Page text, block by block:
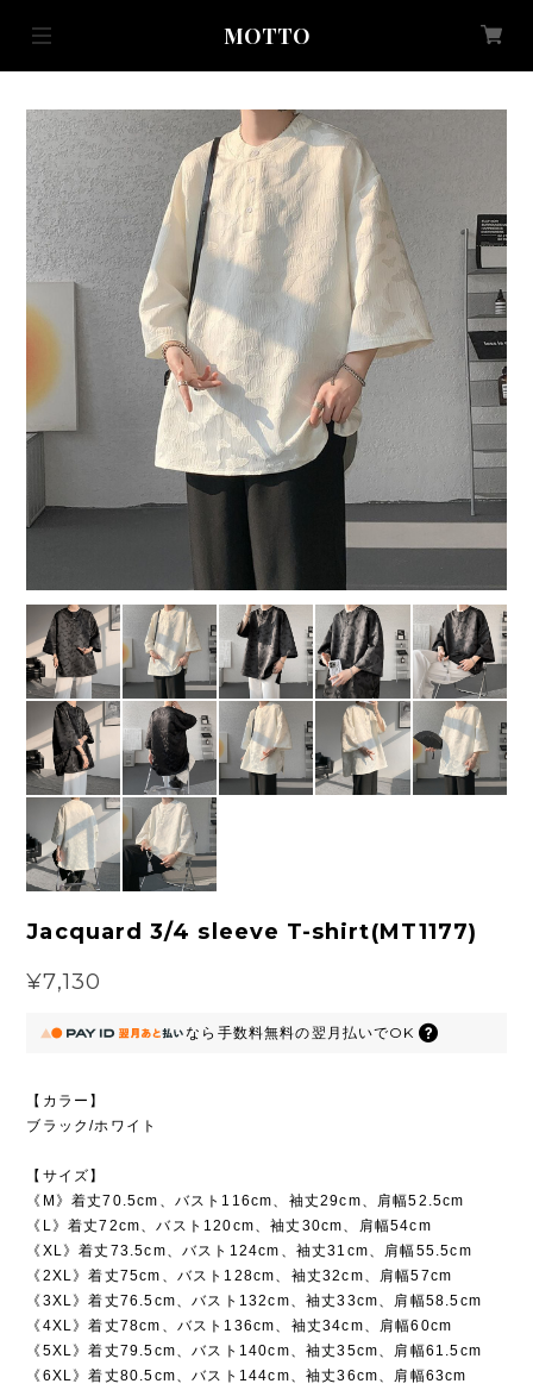
MOTTO
Jacquard 3/4 sleeve T-shirt(MT1177)
¥7,130
なら 手数料無料の翌月払いでOK
【カラー】
ブラック/ホワイト
【サイズ】
《M》着丈70.5cm、バスト116cm、袖丈29cm、肩幅52.5cm
《L》着丈72cm、バスト120cm、袖丈30cm、肩幅54cm
《XL》着丈73.5cm、バスト124cm、袖丈31cm、肩幅55.5cm
《2XL》着丈75cm、バスト128cm、袖丈32cm、肩幅57cm
《3XL》着丈76.5cm、バスト132cm、袖丈33cm、肩幅58.5cm
《4XL》着丈78cm、バスト136cm、袖丈34cm、肩幅60cm
《5XL》着丈79.5cm、バスト140cm、袖丈35cm、肩幅61.5cm
《6XL》着丈80.5cm、バスト144cm、袖丈36cm、肩幅63cm